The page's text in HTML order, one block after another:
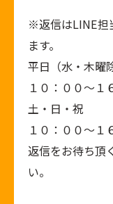
※返信はLINE担
ます。
平日（水・木曜
１０：００～１
土・日・祝
１０：００～１
返信をお待ち頂
い。